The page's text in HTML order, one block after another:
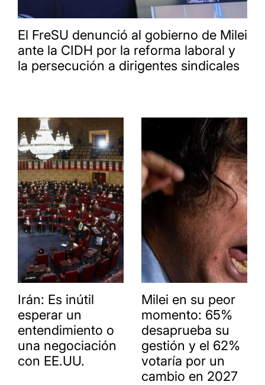
El FreSU denunció al gobierno de Milei
ante la CIDH por la reforma laboral y
la persecución a dirigentes sindicales
Irán: Es inútil
esperar un
entendimiento o
una negociación
con EE.UU.
Milei en su peor
momento: 65%
desaprueba su
gestión y el 62%
votaría por un
cambio en 2027